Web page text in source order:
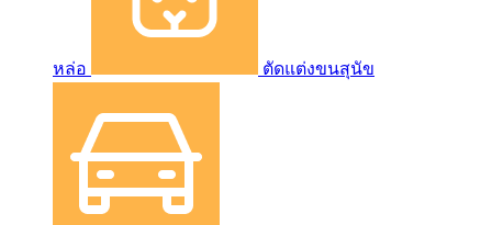
หล่อ ตัดแต่งขนสุนัข